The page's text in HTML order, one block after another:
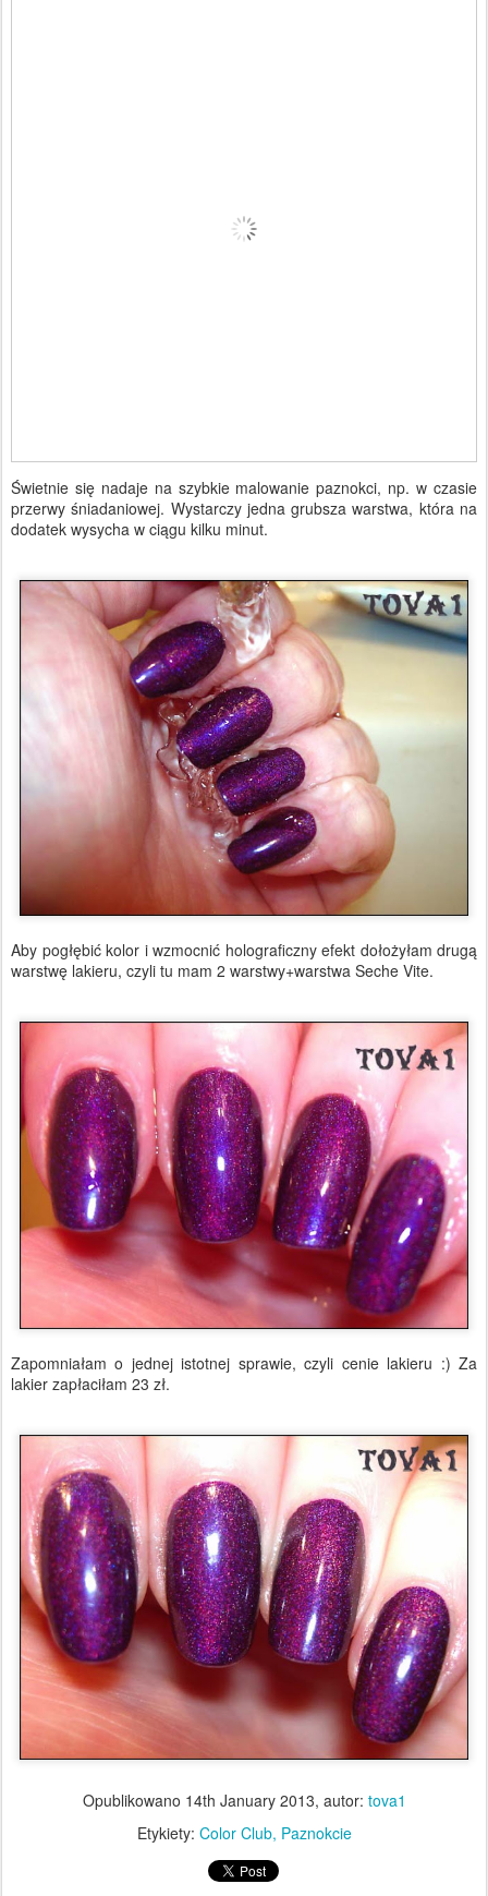
Świetnie się nadaje na szybkie malowanie paznokci, np. w czasie
przerwy śniadaniowej. Wystarczy jedna grubsza warstwa, która na
dodatek wysycha w ciągu kilku minut.
Aby pogłębić kolor i wzmocnić holograficzny efekt dołożyłam drugą
warstwę lakieru, czyli tu mam 2 warstwy+warstwa Seche Vite.
Zapomniałam o jednej istotnej sprawie, czyli cenie lakieru :) Za
lakier zapłaciłam 23 zł.
Opublikowano 14th January 2013, autor: tova1
Etykiety: Color Club Paznokcie